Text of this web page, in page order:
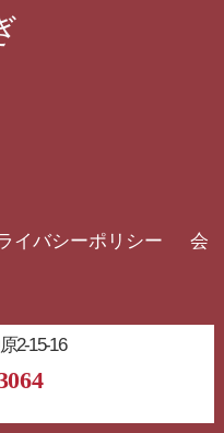
イバシーポリシー
会
2-15-16